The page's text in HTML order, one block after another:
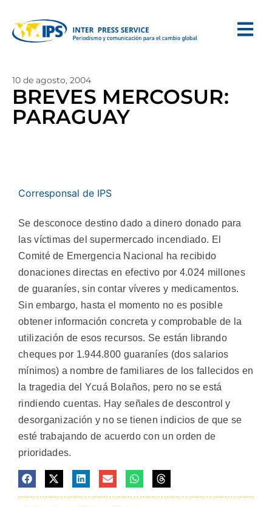
10 de agosto, 2004
BREVES MERCOSUR:
PARAGUAY
Corresponsal de IPS
Se desconoce destino dado a dinero donado para
las víctimas del supermercado incendiado. El
Comité de Emergencia Nacional ha recibido
donaciones directas en efectivo por 4.024 millones
de guaraníes, sin contar víveres y medicamentos.
Sin embargo, hasta el momento no es posible
obtener información concreta y comprobable de la
utilización de esos recursos. Se están librando
cheques por 1.944.800 guaraníes (dos salarios
mínimos) a nombre de familiares de los fallecidos en
la tragedia del Ycuá Bolaños, pero no se está
rindiendo cuentas. Hay señales de descontrol y
desorganización y no se tienen indicios de que se
esté trabajando de acuerdo con un orden de
prioridades.